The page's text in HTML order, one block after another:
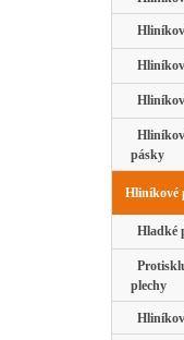
pásky
Hliníkové
Hladké
plechy